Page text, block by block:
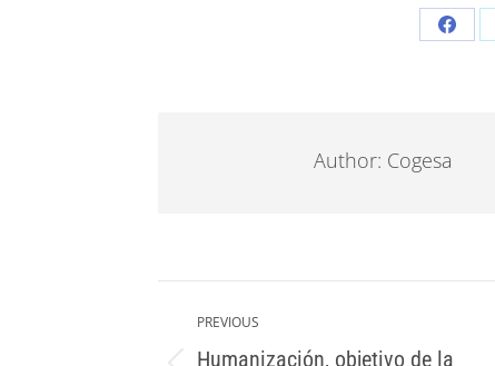
Share
Author: Cogesa
Post
navigation
PREVIOUS
Humanización, objetivo de la